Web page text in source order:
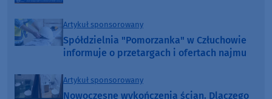
Artykuł sponsorowany
Spółdzielnia "Pomorzanka" w Człuchowie
informuje o przetargach i ofertach najmu
Artykuł sponsorowany
Nowoczesne wykończenia ścian. Dlaczego